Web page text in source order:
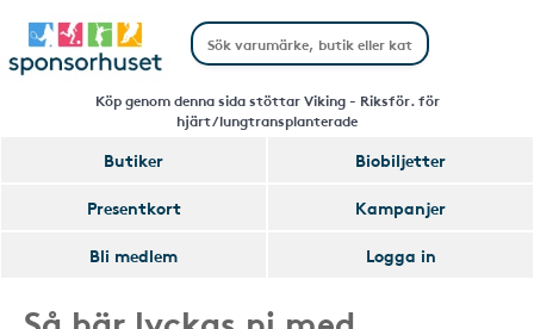
Köp genom denna sida stöttar Viking - Riksför. för
hjärt/lungtransplanterade
Butiker
Biobiljetter
Presentkort
Kampanjer
Bli medlem
Logga in